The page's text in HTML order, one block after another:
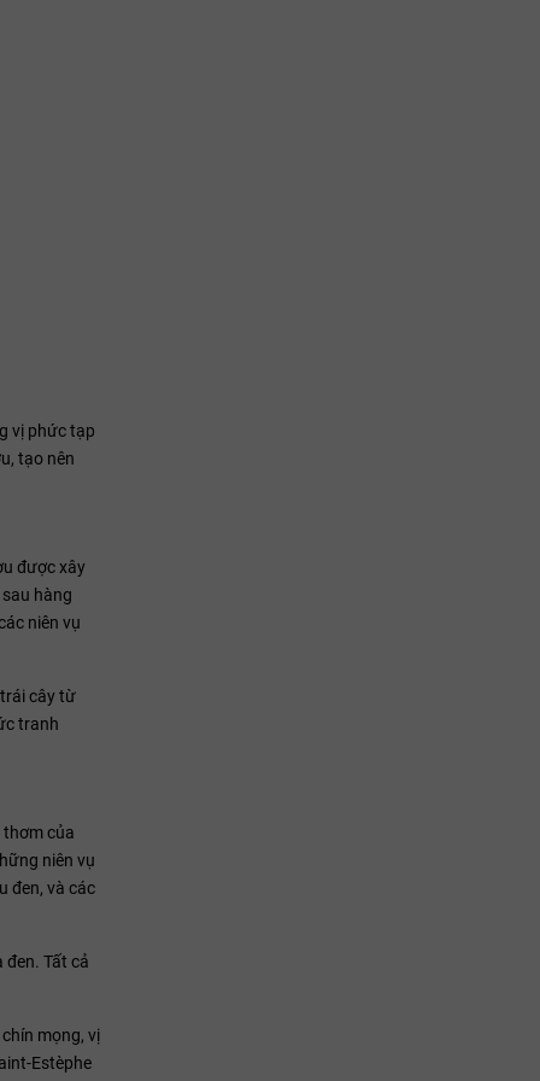
vị phức tạp
tạo nên
được xây
hàng
niên vụ
cây từ
tranh
của
niên vụ
đen, và các
Tất cả
mọng, vị
Estèphe